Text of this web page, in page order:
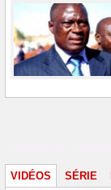
VIDÉOS SÉRIE